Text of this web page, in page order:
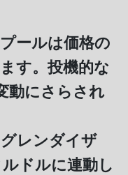
ールは価格の
す。投機的な
動にさらされ
レンダイザ
ドルに連動し